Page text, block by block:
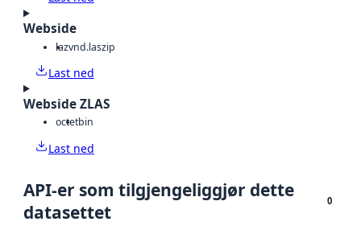
Webside
lazvnd.laszip
Last ned
Webside ZLAS
octetbin
Last ned
API-er som tilgjengeliggjør dette
datasettet
0